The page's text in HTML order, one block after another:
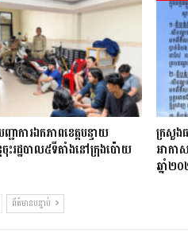
ាការឯកភាពខេត្តបន្ទាយ
ះរដ្ឋបាល៥ទីតាំងនៅក្រុងប៉ោយ
ក្រសួង
អាកា
ឆ្នាំ២
ព័ត៌មានបន្ទាប់